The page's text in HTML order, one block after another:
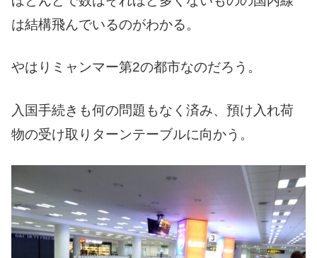
は結構飛んでいるのがわかる。
やはりミャンマー第2の都市なのだろう。
入国手続きも何の問題もなく済み、預け入れ荷
物の受け取りターンテーブルに向かう。